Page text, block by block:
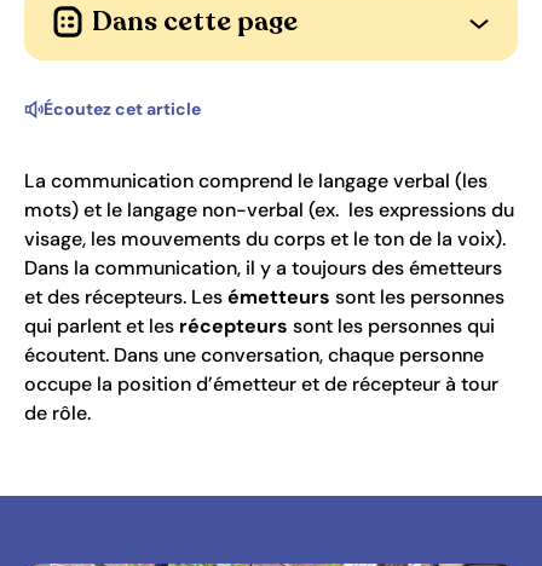
Dans cette page Ouvrir
Écoutez cet article
La communication comprend le langage verbal (les
mots) et le langage non-verbal (ex. les expressions du
visage, les mouvements du corps et le ton de la voix).
Dans la communication, il y a toujours des émetteurs
et des récepteurs. Lesémetteurs sont les personnes
qui parlent et les récepteurs sont les personnes qui
écoutent. Dans une conversation, chaque personne
occupe la position d’émetteur et de récepteur à tour
de rôle.